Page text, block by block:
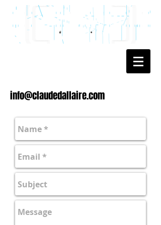
info@claudedallaire.com